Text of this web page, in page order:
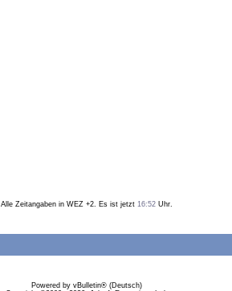
Alle Zeitangaben in WEZ +2. Es ist jetzt 16:52 Uhr.
Powered by vBulletin® (Deutsch)